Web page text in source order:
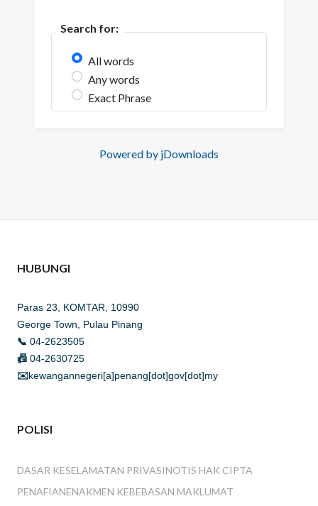
Search for:
All words
Any words
Exact Phrase
Powered by jDownloads
HUBUNGI
Paras 23, KOMTAR, 10990
George Town, Pulau Pinang
📞 04-2623505
📠 04-2630725
✉️kewangannegeri[a]penang[dot]gov[dot]my
POLISI
DASAR KESELAMATAN PRIVASINOTIS HAK CIPTA
PENAFIANENAKMEN KEBEBASAN MAKLUMAT